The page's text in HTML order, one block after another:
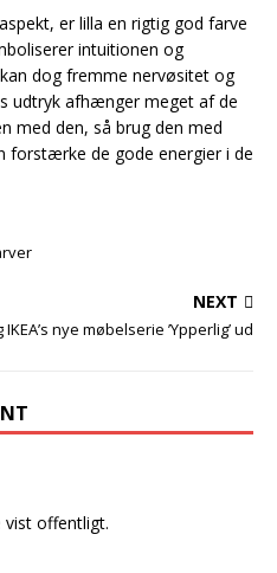
er lilla en rigtig god farve
intuitionen og
dog fremme nervøsitet og
udtryk afhænger meget af de
med den, så brug den med
forstærke de gode energier i de
NEXT
nye møbelserie ’Ypperlig’ ud
vist offentligt.